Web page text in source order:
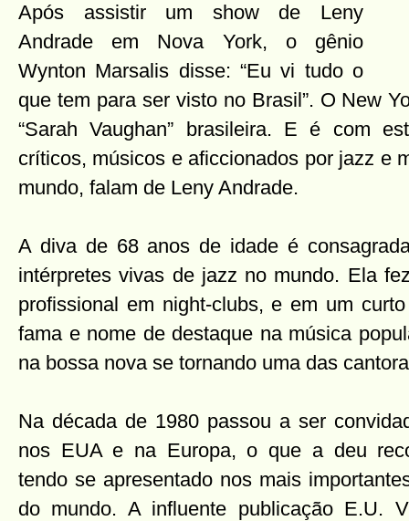
Após assistir um show de Leny
Andrade em Nova York, o gênio
Wynton Marsalis disse: “Eu vi tudo o
que tem para ser visto no Brasil”. O New
“Sarah Vaughan” brasileira. E é com
críticos, músicos e aficcionados por jazz e
mundo, falam de Leny Andrade.
A diva de 68 anos de idade é
intérpretes vivas de jazz no mundo. Ela
profissional em night-clubs, e em um
fama e nome de destaque na música
na bossa nova se tornando uma das
Na década de 1980 passou a ser
nos EUA e na Europa, o que a deu
tendo se apresentado nos mais
do mundo. A influente publicação E.U.